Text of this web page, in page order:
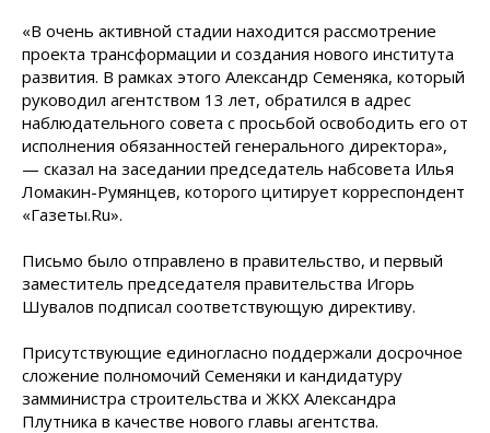
«В очень активной стадии находится рассмотрение
проекта трансформации и создания нового института
развития. В рамках этого Александр Семеняка, который
руководил агентством 13 лет, обратился в адрес
наблюдательного совета с просьбой освободить его от
исполнения обязанностей генерального директора»,
— сказал на заседании председатель набсовета Илья
Ломакин-Румянцев, которого цитирует корреспондент
«Газеты.Ru».
Письмо было отправлено в правительство, и первый
заместитель председателя правительства Игорь
Шувалов подписал соответствующую директиву.
Присутствующие единогласно поддержали досрочное
сложение полномочий Семеняки и кандидатуру
замминистра строительства и ЖКХ Александра
Плутника в качестве нового главы агентства.